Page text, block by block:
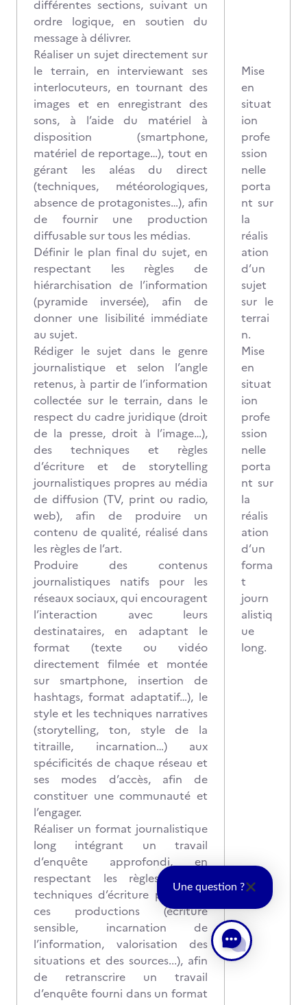
différentes sections, suivant un
ordre logique, en soutien du
message à délivrer.
Réaliser un sujet directement sur
le terrain, en interviewant ses
interlocuteurs, en tournant des
images et en enregistrant des
sons, à l’aide du matériel à
disposition (smartphone,
matériel de reportage…), tout en
gérant les aléas du direct
(techniques, météorologiques,
absence de protagonistes…), afin
de fournir une production
diffusable sur tous les médias.
Définir le plan final du sujet, en
respectant les règles de
hiérarchisation de l’information
(pyramide inversée), afin de
donner une lisibilité immédiate
au sujet.
Rédiger le sujet dans le genre
journalistique et selon l’angle
retenus, à partir de l’information
collectée sur le terrain, dans le
respect du cadre juridique (droit
de la presse, droit à l’image…),
des techniques et règles
d’écriture et de storytelling
journalistiques propres au média
de diffusion (TV, print ou radio,
web), afin de produire un
contenu de qualité, réalisé dans
les règles de l’art.
Produire des contenus
journalistiques natifs pour les
réseaux sociaux, qui encouragent
l’interaction avec leurs
destinataires, en adaptant le
format (texte ou vidéo
directement filmée et montée
sur smartphone, insertion de
hashtags, format adaptatif…), le
style et les techniques narratives
(storytelling, ton, style de la
titraille, incarnation…) aux
spécificités de chaque réseau et
ses modes d’accès, afin de
constituer une communauté et
l’engager.
Réaliser un format journalistique
long intégrant un travail
d’enquête approfondi, en
respectant les règles et les
techniques d’écriture propres à
ces productions (écriture
sensible, incarnation de
l’information, valorisation des
situations et des sources...), afin
de retranscrire un travail
d’enquête fourni dans un format
Mise
en
situat
ion
profe
ssion
nelle
porta
nt sur
la
réalis
ation
d’un
sujet
sur le
terrai
n.
Mise
en
situat
ion
profe
ssion
nelle
porta
nt sur
la
réalis
ation
d’un
forma
t
journ
alistiq
ue
long.
Une question ?